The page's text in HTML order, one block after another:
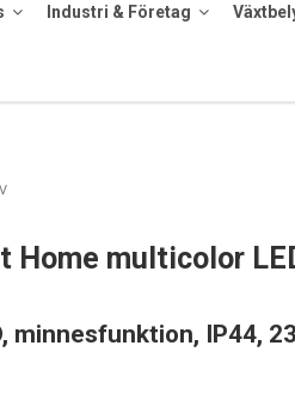
Industri & Företag
Home multicolor
minnesfunktion, IP44,